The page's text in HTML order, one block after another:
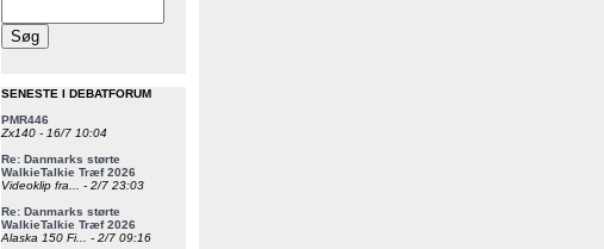
SENESTE I DEBATFORUM
PMR446
Zx140 - 16/7 10:04
Re: Danmarks størte
WalkieTalkie Træf 2026
Videoklip fra... - 2/7 23:03
Re: Danmarks størte
WalkieTalkie Træf 2026
Alaska 150 Fi... - 2/7 09:16